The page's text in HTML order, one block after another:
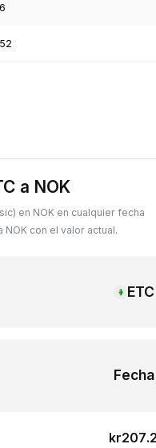
a NOK
en NOK en cualquier fecha
con el valor actual.
ETC
Fecha